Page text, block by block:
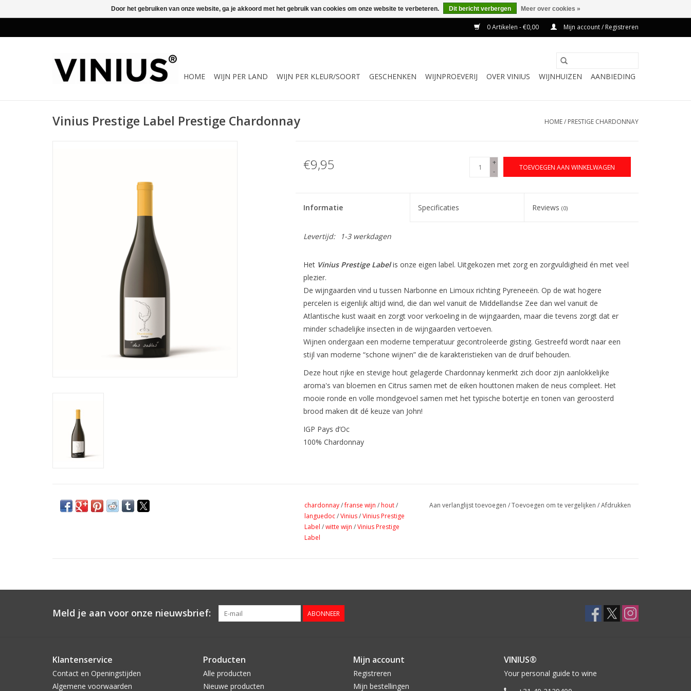
0 Artikelen - €0,00 Mijn account / Registreren
HOME WIJN PER LAND WIJN PER KLEUR/SOORT GESCHENKEN WIJNPROEVERIJ OVER VINIUS WIJNHUIZEN AANBIEDING
Vinius Prestige Label Prestige Chardonnay HOME/ PRESTIGE CHARDONNAY
€9,95
+
-
TOEVOEGEN AAN WINKELWAGEN
Informatie Specificaties Reviews(0)
Levertijd: 1-3 werkdagen
Het Vinius Prestige Labelis onze eigen label. Uitgekozen met zorg en zorgvuldigheid én met veel
plezier.
De wijngaarden vind u tussen Narbonne en Limoux richting Pyreneeën. Op de wat hogere
percelen is eigenlijk altijd wind, die dan wel vanuit de Middellandse Zee dan wel vanuit de
Atlantische kust waait en zorgt voor verkoeling in de wijngaarden, maar die tevens zorgt dat er
minder schadelijke insecten in de wijngaarden vertoeven.
Wijnen ondergaan een moderne temperatuur gecontroleerde gisting. Gestreefd wordt naar een
stijl van moderne “schone wijnen” die de karakteristieken van de druif behouden.
Deze hout rijke en stevige hout gelagerde Chardonnay kenmerkt zich door zijn aanlokkelijke
aroma's van bloemen en Citrus samen met de eiken houttonen maken de neus compleet. Het
mooie ronde en volle mondgevoel samen met het typische botertje en tonen van geroosterd
brood maken dit dé keuze van John!
IGP Pays d’Oc
100% Chardonnay
chardonnay/franse wijn / hout/
languedoc/Vinius/Vinius Prestige
Label /witte wijn /Vinius Prestige
Label
Aan verlanglijst toevoegen /Toevoegen om te vergelijken /Afdrukken
Meld je aan voor onze nieuwsbrief: ABONNEER
Klantenservice
Contact en Openingstijden
Algemene voorwaarden
Producten
Alle producten
Nieuwe producten
Mijn account
Registreren
Mijn bestellingen
VINIUS®
Your personal guide to wine
Door het gebruiken van onze website, ga je akkoord met het gebruik van cookies om onze website te verbeteren. Dit bericht verbergen Meer over cookies »